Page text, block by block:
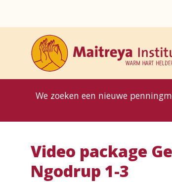
We zoeken een nieuwe
Video package
Ngodrup 1-3